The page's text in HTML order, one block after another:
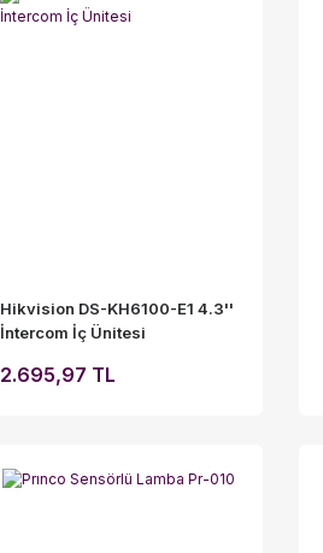
Hikvision DS-KH6100-E1 4.3''
İntercom İç Ünitesi
2.695,97 TL